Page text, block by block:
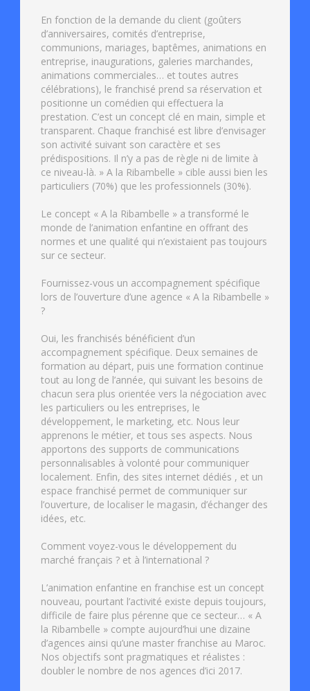
En fonction de la demande du client (goûters
d’anniversaires, comités d’entreprise,
communions, mariages, baptêmes, animations en
entreprise, inaugurations, galeries marchandes,
animations commerciales… et toutes autres
célébrations), le franchisé prend sa réservation et
positionne un comédien qui effectuera la
prestation. C’est un concept clé en main, simple et
transparent. Chaque franchisé est libre d’envisager
son activité suivant son caractère et ses
prédispositions. Il n’y a pas de règle ni de limite à
ce niveau-là. » A la Ribambelle » cible aussi bien les
particuliers (70%) que les professionnels (30%).
Le concept « A la Ribambelle » a transformé le
monde de l’animation enfantine en offrant des
normes et une qualité qui n’existaient pas toujours
sur ce secteur.
Fournissez-vous un accompagnement spécifique
lors de l’ouverture d’une agence « A la Ribambelle »
?
Oui, les franchisés bénéficient d’un
accompagnement spécifique. Deux semaines de
formation au départ, puis une formation continue
tout au long de l’année, qui suivant les besoins de
chacun sera plus orientée vers la négociation avec
les particuliers ou les entreprises, le
développement, le marketing, etc. Nous leur
apprenons le métier, et tous ses aspects. Nous
apportons des supports de communications
personnalisables à volonté pour communiquer
localement. Enfin, des sites internet dédiés , et un
espace franchisé permet de communiquer sur
l’ouverture, de localiser le magasin, d’échanger des
idées, etc.
Comment voyez-vous le développement du
marché français ? et à l’international ?
L’animation enfantine en franchise est un concept
nouveau, pourtant l’activité existe depuis toujours,
difficile de faire plus pérenne que ce secteur… « A
la Ribambelle » compte aujourd’hui une dizaine
d’agences ainsi qu’une master franchise au Maroc.
Nos objectifs sont pragmatiques et réalistes :
doubler le nombre de nos agences d’ici 2017.